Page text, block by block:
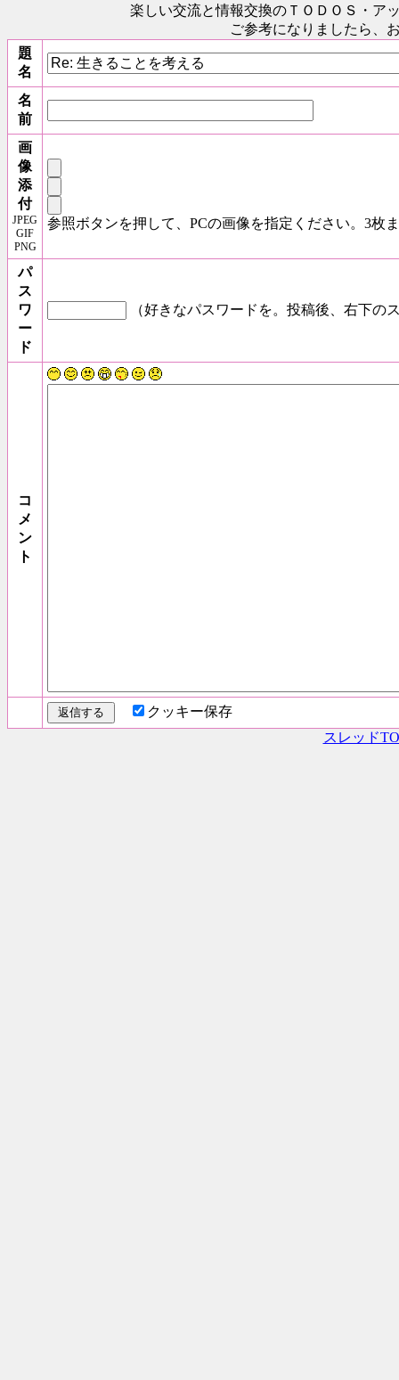
楽しい交流と情報交換のＴＯＤＯＳ ・ア
ご参考になりましたら、
題
名
名
前
画
像
添
付
JPEG
GIF
PNG
参照ボタンを押して、PCの画像を指定ください。3枚
パ
ス
ワ
ー
ド
（好きなパスワードを。投稿後、右下の
コ
メ
ン
ト
クッキー保存
スレッド